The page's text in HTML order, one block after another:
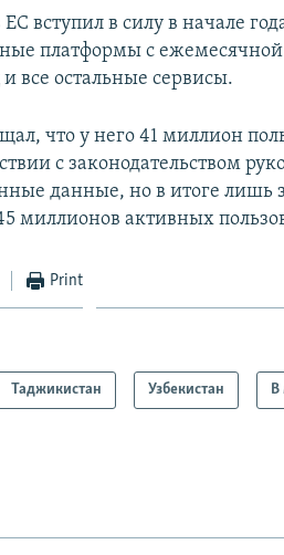
вступил в силу в начале
платформы с
все остальные сервисы.
что у него 41 миллион
с законодательством
данные, но в итоге лишь
миллионов активных
Print
Таджикистан Узбекистан В